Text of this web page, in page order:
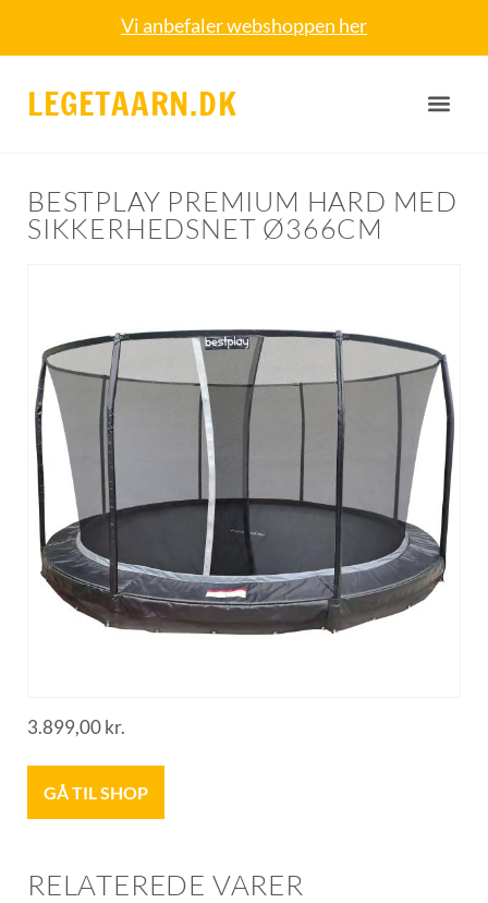
Vi anbefaler webshoppen her
LEGETAARN.DK
BESTPLAY PREMIUM HARD MED
SIKKERHEDSNET Ø366CM
3.899,00kr.
GÅ TIL SHOP
RELATEREDE VARER